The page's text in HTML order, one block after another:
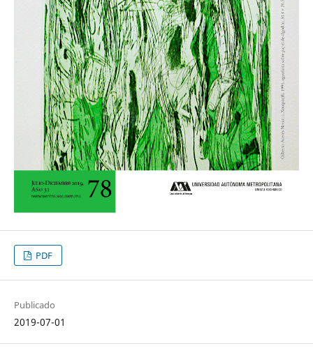
PDF
Publicado
2019-07-01